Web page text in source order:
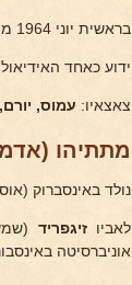
בראשית יוני 1964 מונה לסגן שר-החינוך והתרבות.
ידוע כאחד
צאצאיו: עמוס,
מתתיהו
נולד באינסברוק
לאביו זיגפריד
אוניברסיטה